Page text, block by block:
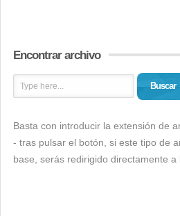
Encontrar archivo
Buscar
Basta con introducir la extensión de
- tras pulsar el botón, si este tipo de
base, serás redirigido directamente a